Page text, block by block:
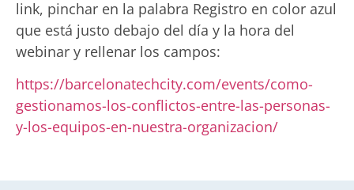
link, pinchar en la palabra Registro en color azul
que está justo debajo del día y la hora del
webinar y rellenar los campos:
https://barcelonatechcity.com/events/como-
gestionamos-los-conflictos-entre-las-personas-
y-los-equipos-en-nuestra-organizacion/